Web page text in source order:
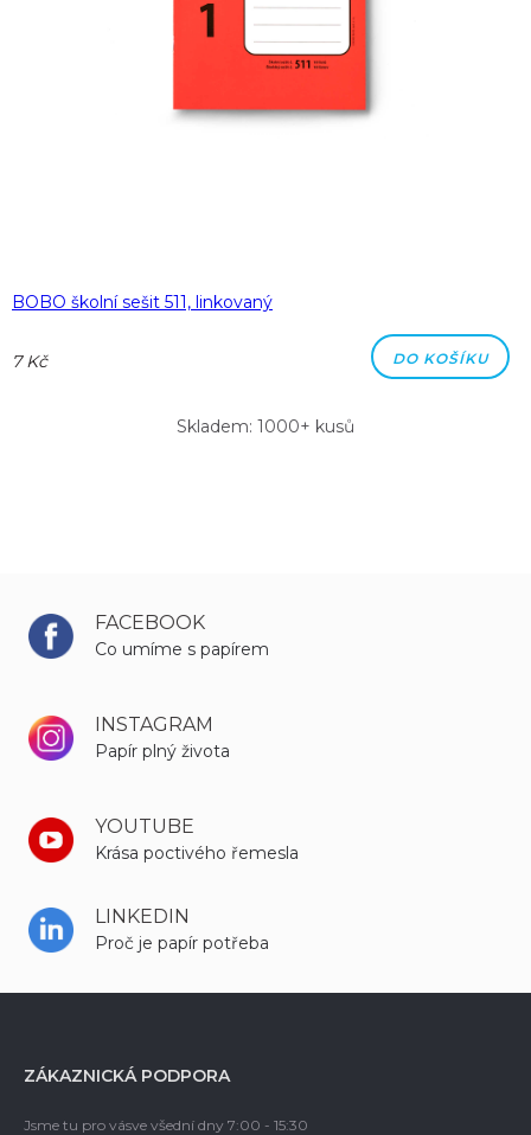
BOBO školní sešit 511, linkovaný
7 Kč DO KOŠÍKU
Skladem: 1000+ kusů
FACEBOOK
Co umíme s papírem
INSTAGRAM
Papír plný života
YOUTUBE
Krása poctivého řemesla
LINKEDIN
Proč je papír potřeba
ZÁKAZNICKÁ PODPORA
Jsme tu pro vásve všední dny 7:00 - 15:30